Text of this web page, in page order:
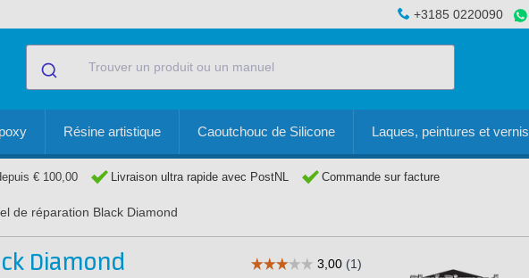
+3185 0220090
Résine artistique Caoutchouc de Silicone Laques, peintures et vernis
€ 100,00 Livraison ultra rapide avec PostNL Commande sur facture
de réparation Black Diamond
Diamond